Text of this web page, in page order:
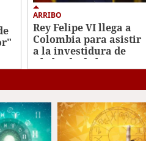
ARRIBO
Rey Felipe VI llega a
Colombia para asistir
a la investidura de
Abelardo de la